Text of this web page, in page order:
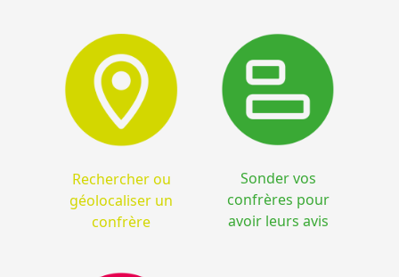
Rechercher ou
géolocaliser un
confrère
Sonder vos
confrères pour
avoir leurs avis